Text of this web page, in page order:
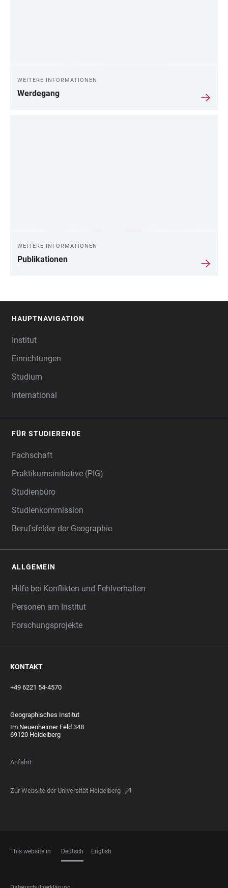
WEITERE INFORMATIONEN
Werdegang
WEITERE INFORMATIONEN
Publikationen
HAUPTNAVIGATION
Institut
Einrichtungen
Studium
International
FÜR STUDIERENDE
Fachschaft
Praktikumsinitiative (PIG)
Studienbüro
Studienkommission
Berufsfelder der Geographie
ALLGEMEIN
Hilfe bei Konflikten und Fehlverhalten
Personen am Institut
Forschungsprojekte
KONTAKT
+49 6221 54-4570
Geographisches Institut
Im Neuenheimer Feld 348
69120 Heidelberg
Anfahrt
Zur Website der Universität Heidelberg
This website in Deutsch English